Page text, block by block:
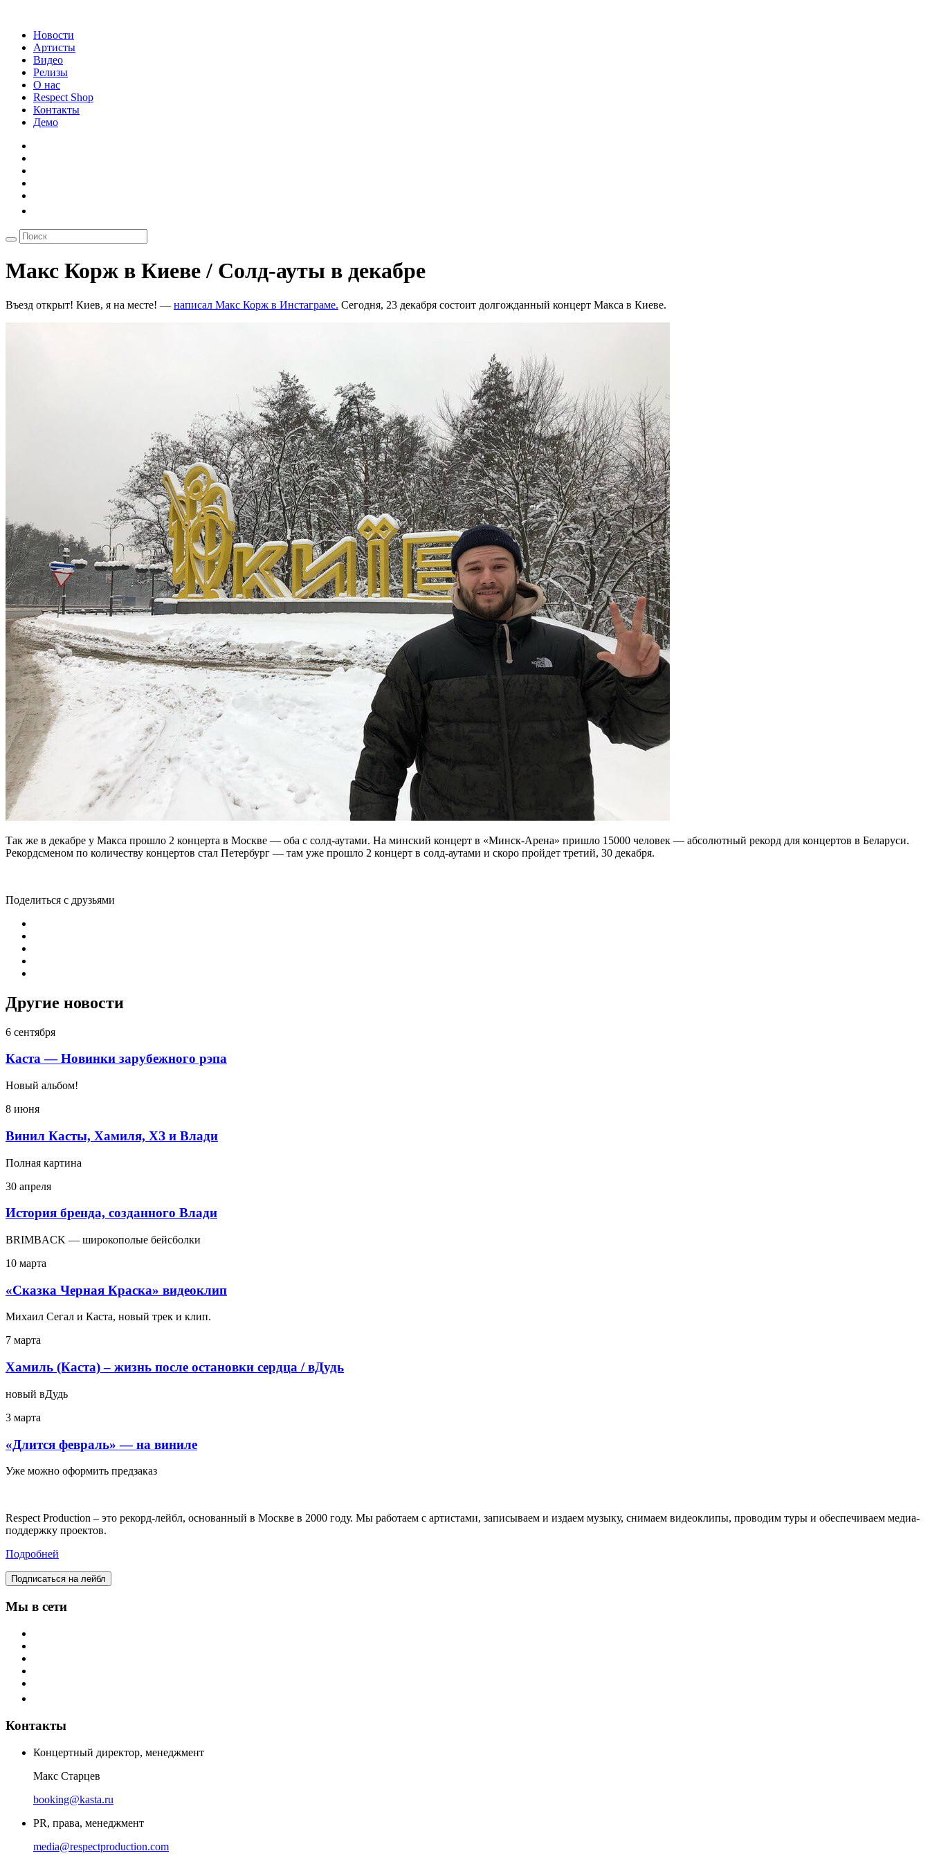
Новости
Артисты
Видео
Релизы
О нас
Respect Shop
Контакты
Демо
Макс Корж в Киеве / Солд-ауты в декабре
Въезд открыт! Киев, я на месте! — написал Макс Корж в Инстаграме. Сегодня, 23 декабря состоит долгожданный концерт Макса в Киеве.
Так же в декабре у Макса прошло 2 концерта в Москве — оба с солд-аутами. На минский концерт в «Минск-Арена» пришло 15000 человек — абсолютный рекорд для концертов в Беларуси.
Рекордсменом по количеству концертов стал Петербург — там уже прошло 2 концерт в солд-аутами и скоро пройдет третий, 30 декабря.
Поделиться с друзьями
Другие новости
6 сентября
Каста — Новинки зарубежного рэпа
Новый альбом!
8 июня
Винил Касты, Хамиля, ХЗ и Влади
Полная картина
30 апреля
История бренда, созданного Влади
BRIMBACK — широкополые бейсболки
10 марта
«Сказка Черная Краска» видеоклип
Михаил Сегал и Каста, новый трек и клип.
7 марта
Хамиль (Каста) – жизнь после остановки сердца / вДудь
новый вДудь
3 марта
«Длится февраль» — на виниле
Уже можно оформить предзаказ
Respect Production – это рекорд-лейбл, основанный в Москве в 2000 году. Мы работаем с артистами, записываем и издаем музыку, снимаем видеоклипы, проводим туры и обеспечиваем медиа-
поддержку проектов.
Подробней
Подписаться на лейбл
Мы в сети
Контакты
Концертный директор, менеджмент
Макс Старцев
booking@kasta.ru
PR, права, менеджмент
media@respectproduction.com